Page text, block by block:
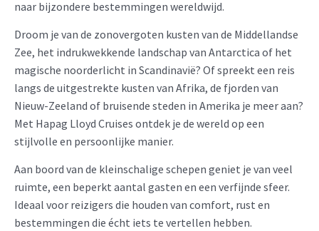
naar bijzondere bestemmingen wereldwijd.
Droom je van de zonovergoten kusten van de Middellandse
Zee, het indrukwekkende landschap van Antarctica of het
magische noorderlicht in Scandinavië? Of spreekt een reis
langs de uitgestrekte kusten van Afrika, de fjorden van
Nieuw-Zeeland of bruisende steden in Amerika je meer aan?
Met Hapag Lloyd Cruises ontdek je de wereld op een
stijlvolle en persoonlijke manier.
Aan boord van de kleinschalige schepen geniet je van veel
ruimte, een beperkt aantal gasten en een verfijnde sfeer.
Ideaal voor reizigers die houden van comfort, rust en
bestemmingen die écht iets te vertellen hebben.